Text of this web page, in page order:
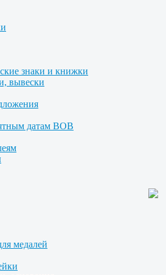
знаки и книжки
вывески
датам ВОВ
медалей